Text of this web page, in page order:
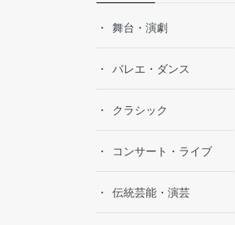
舞台・演劇
バレエ・ダンス
クラシック
コンサート・ライブ
伝統芸能・演芸